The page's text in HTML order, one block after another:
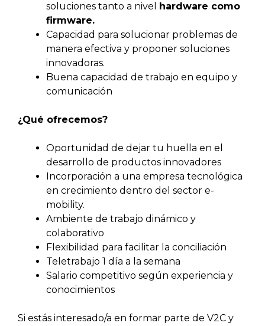
soluciones tanto a nivel hardware como
firmware.
Capacidad para solucionar problemas de
manera efectiva y proponer soluciones
innovadoras.
Buena capacidad de trabajo en equipo y
comunicación
¿Qué ofrecemos?
Oportunidad de dejar tu huella en el
desarrollo de productos innovadores
Incorporación a una empresa tecnológica
en crecimiento dentro del sector e-
mobility.
Ambiente de trabajo dinámico y
colaborativo
Flexibilidad para facilitar la conciliación
Teletrabajo 1 día a la semana
Salario competitivo según experiencia y
conocimientos
Si estás interesado/a en formar parte de V2C y